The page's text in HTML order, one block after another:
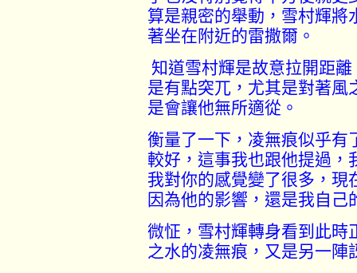
算是親密的舉動，雪村輝將
著坐在附近的雷撒爾。
知道雪村輝是故意拉開距
是有點突兀，尤其是對著風
是會讓他無所適從。
衡量了一下，凌無痕似乎有
較好，這事我也跟他提過，
我對你的感覺變了很多，現
因為他的影響，還是我自己
微怔，雪村輝轉身看到此時
之水的凌無痕，又是另一陣